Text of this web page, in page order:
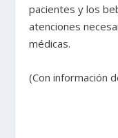
pacientes y los
atenciones
médicas.
(Con información